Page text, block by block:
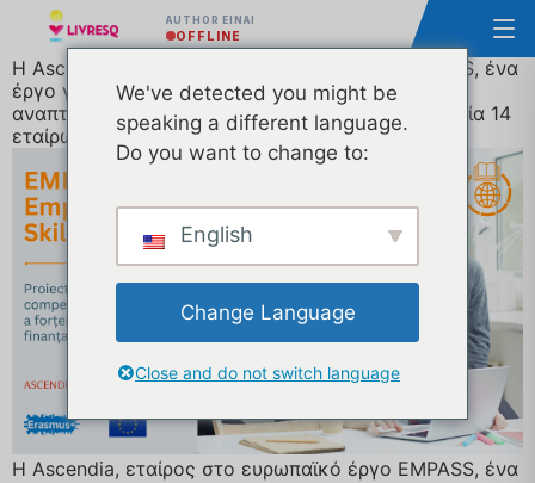
AUTHOR ΕΊΝΑΙ
OFFLINE
Η Ascendia, εταίρος στο ευρωπαϊκό έργο EMPASS, ένα
έργο για τις δεξιότητες απασχόλησης που θα
αναπτυχθεί από την JA Europe και μια κοινοπραξία 14
εταίρων με χρηματοδότηση από την ΕΕ.
Η Ascendia, εταίρος στο ευρωπαϊκό έργο EMPASS, ένα
We've detected you might be
speaking a different language.
Do you want to change to:
English
Change Language
Close and do not switch language